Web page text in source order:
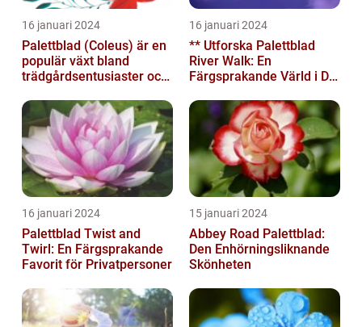
16 januari 2024
Palettblad (Coleus) är en
populär växt bland
trädgårdsentusiaster och
16 januari 2024
** Utforska Palettblad
River Walk: En
Färgsprakande Värld i Din
16 januari 2024
Palettblad Twist and
Twirl: En Färgsprakande
Favorit för Privatpersoner
15 januari 2024
Abbey Road Palettblad:
Den Enhörningsliknande
Skönheten